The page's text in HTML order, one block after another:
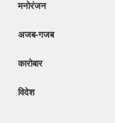
मनोरंजन
अजब-गजब
कारोबार
विदेश